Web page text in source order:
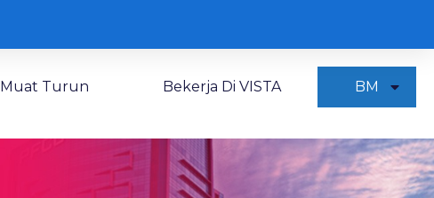
Muat Turun Bekerja Di VISTA BM